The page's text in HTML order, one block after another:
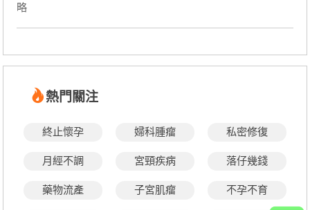
略
熱門關注
終止懷孕 婦科腫瘤 私密修復
月經不調 宮頸疾病 落仔幾錢
藥物流產 子宮肌瘤 不孕不育